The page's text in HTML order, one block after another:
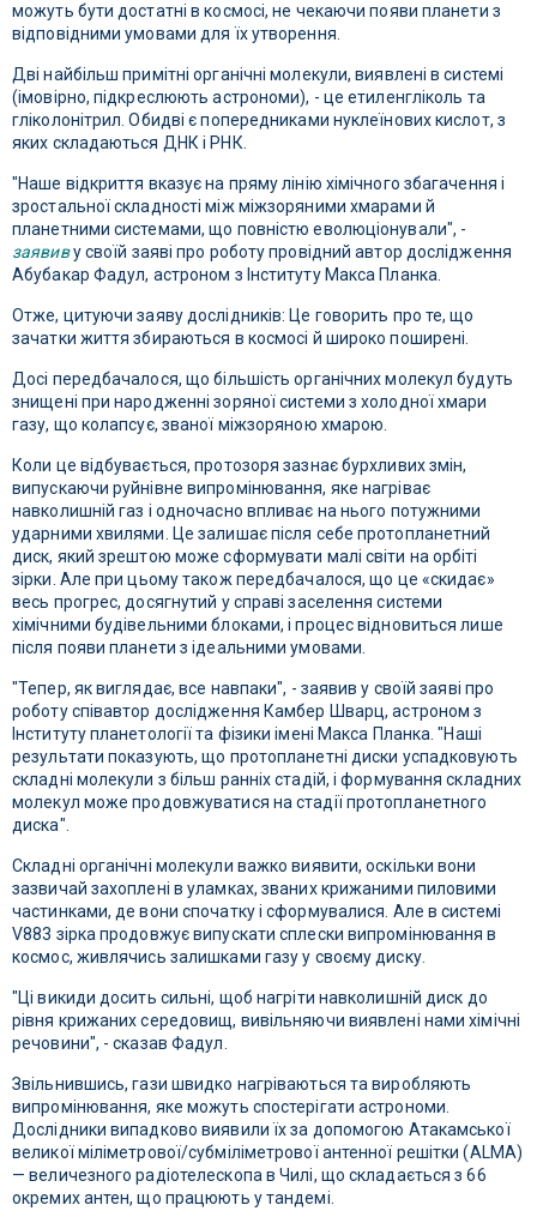
можуть бути достатні в космосі, не чекаючи появи планети з
відповідними умовами для їх утворення.
Дві найбільш примітні органічні молекули, виявлені в системі
(імовірно, підкреслюють астрономи), - це етиленгліколь та
гліколонітрил. Обидві є попередниками нуклеїнових кислот, з
яких складаються ДНК і РНК.
"Наше відкриття вказує на пряму лінію хімічного збагачення і
зростальної складності між міжзоряними хмарами й
планетними системами, що повністю еволюціонували", -
заявиву своїй заяві про роботу провідний автор дослідження
Абубакар Фадул, астроном з Інституту Макса Планка.
Отже, цитуючи заяву дослідників: Це говорить про те, що
зачатки життя збираються в космосі й широко поширені.
Досі передбачалося, що більшість органічних молекул будуть
знищені при народженні зоряної системи з холодної хмари
газу, що колапсує, званої міжзоряною хмарою.
Коли це відбувається, протозоря зазнає бурхливих змін,
випускаючи руйнівне випромінювання, яке нагріває
навколишній газ і одночасно впливає на нього потужними
ударними хвилями. Це залишає після себе протопланетний
диск, який зрештою може сформувати малі світи на орбіті
зірки. Але при цьому також передбачалося, що це «скидає»
весь прогрес, досягнутий у справі заселення системи
хімічними будівельними блоками, і процес відновиться лише
після появи планети з ідеальними умовами.
"Тепер, як виглядає, все навпаки", - заявив у своїй заяві про
роботу співавтор дослідження Камбер Шварц, астроном з
Інституту планетології та фізики імені Макса Планка. "Наші
результати показують, що протопланетні диски успадковують
складні молекули з більш ранніх стадій, і формування складних
молекул може продовжуватися на стадії протопланетного
диска".
Складні органічні молекули важко виявити, оскільки вони
зазвичай захоплені в уламках, званих крижаними пиловими
частинками, де вони спочатку і сформувалися. Але в системі
V883 зірка продовжує випускати сплески випромінювання в
космос, живлячись залишками газу у своєму диску.
"Ці викиди досить сильні, щоб нагріти навколишній диск до
рівня крижаних середовищ, вивільняючи виявлені нами хімічні
речовини", - сказав Фадул.
Звільнившись, гази швидко нагріваються та виробляють
випромінювання, яке можуть спостерігати астрономи.
Дослідники випадково виявили їх за допомогою Атакамської
великої міліметрової/субміліметрової антенної решітки (ALMA)
— величезного радіотелескопа в Чилі, що складається з 66
окремих антен, що працюють у тандемі.